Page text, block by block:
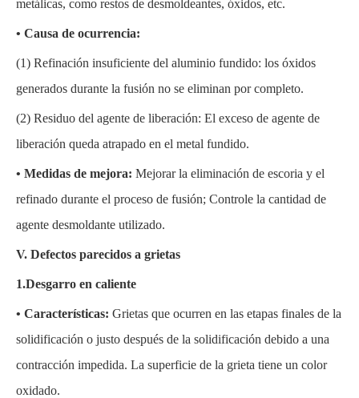
metálicas, como restos de desmoldeantes, óxidos, etc.
• Causa de ocurrencia:
(1) Refinación insuficiente del aluminio fundido: los óxidos
generados durante la fusión no se eliminan por completo.
(2) Residuo del agente de liberación: El exceso de agente de
liberación queda atrapado en el metal fundido.
• Medidas de mejora: Mejorar la eliminación de escoria y el
refinado durante el proceso de fusión; Controle la cantidad de
agente desmoldante utilizado.
V. Defectos parecidos a grietas
1.Desgarro en caliente
• Características: Grietas que ocurren en las etapas finales de la
solidificación o justo después de la solidificación debido a una
contracción impedida. La superficie de la grieta tiene un color
oxidado.